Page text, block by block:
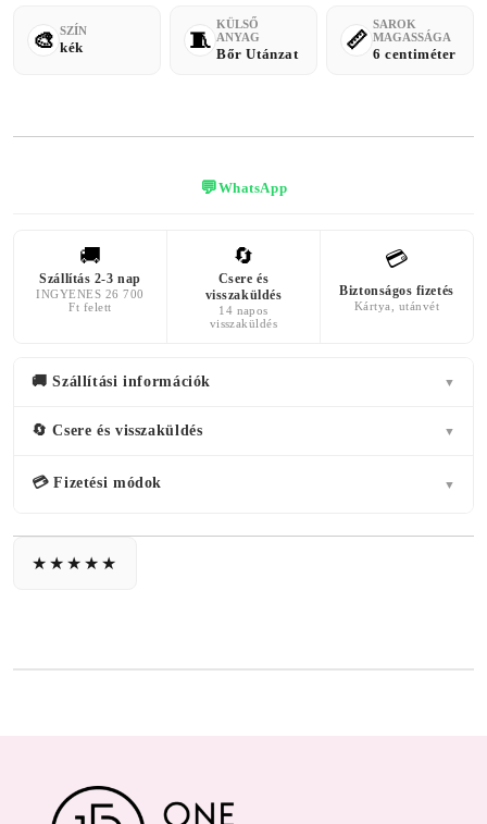
SZÍN
kék
KÜLSŐ
ANYAG
Bőr Utánzat
SAROK
MAGASSÁGA
6 centiméter
💬WhatsApp
🚚
Szállítás 2-3 nap
INGYENES 26 700
Ft felett
🔄
Csere és
visszaküldés
14 napos
visszaküldés
💳
Biztonságos fizetés
Kártya, utánvét
🚚 Szállítási információk ▼
🔄 Csere és visszaküldés ▼
💳 Fizetési módok ▼